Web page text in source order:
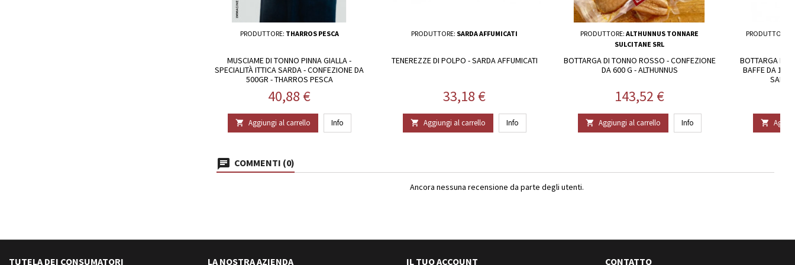
PRODUTTORE: THARROS PESCA
MUSCIAME DI TONNO PINNA GIALLA -
SPECIALITÀ ITTICA SARDA - CONFEZIONE DA
500GR - THARROS PESCA
Prezzo
40,88 €
 Aggiungi al carrello Info
PRODUTTORE: SARDA AFFUMICATI
TENEREZZE DI POLPO - SARDA AFFUMICATI
Prezzo
33,18 €
 Aggiungi al carrello Info
PRODUTTORE: ALTHUNNUS TONNARE
SULCITANE SRL
BOTTARGA DI TONNO ROSSO - CONFEZIONE
DA 600 G - ALTHUNNUS
Prezzo
143,52 €
 Aggiungi al carrello Info
PRODUTTORE:
BOTTARGA DI
BAFFE DA

COMMENTI (0)
Ancora nessuna recensione da parte degli utenti.
TUTELA DEI CONSUMATORI LA NOSTRA AZIENDA IL TUO ACCOUNT CONTATTO